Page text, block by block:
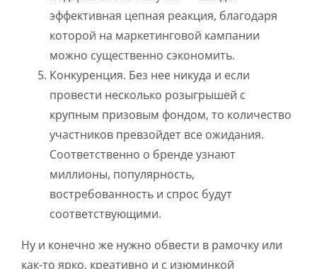
эффективная цепная реакция, благодаря
которой на маркетинговой кампании
можно существенно сэкономить.
Конкуренция. Без нее никуда и если
провести несколько розыгрышей с
крупным призовым фондом, то количество
участников превзойдет все ожидания.
Соответственно о бренде узнают
миллионы, популярность,
востребованность и спрос будут
соответствующими.
Ну и конечно же нужно обвести в рамочку или
как-то ярко, креативно и с изюминкой